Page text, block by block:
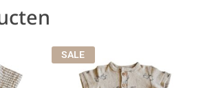
SALE